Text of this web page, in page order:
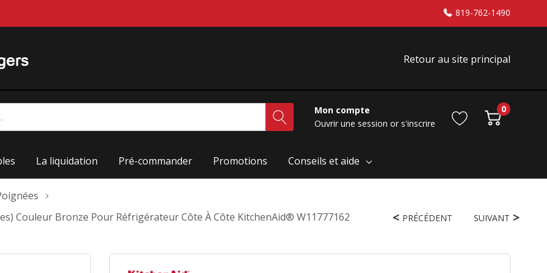
819-762-1490
Retour au site principal
Mon compte
Ouvrir une session or s'inscrire
0
La liquidation Pré-commander Promotions Conseils et aide
Couleur Bronze Pour Réfrigérateur Côte À Côte KitchenAid® W11777162
PRÉCÉDENT SUIVANT